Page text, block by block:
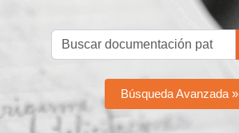
Búsqueda Avanzada »